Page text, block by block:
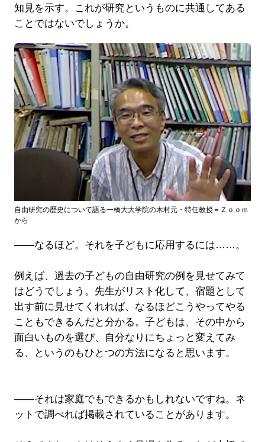
知見を示す。これが研究というものに共通してある
ことではないでしょうか。
自由研究の歴史について語る一橋大大学院の木村元・特任教授＝Ｚｏｏｍ
から
――なるほど。それを子どもに応用するには……。
例えば、過去の子どもの自由研究の例を見せてみて
はどうでしょう。先生がリスト化して、宿題として
出す前に見せてくれれば、なるほどこうやってやる
こともできるんだと分かる。子どもは、その中から
面白いものを選び、自分なりにちょっと変えてみ
る、というのもひとつの方法になると思います。
――それは家庭でもできるかもしれないですね。ネ
ットで調べれば掲載されていることがあります。